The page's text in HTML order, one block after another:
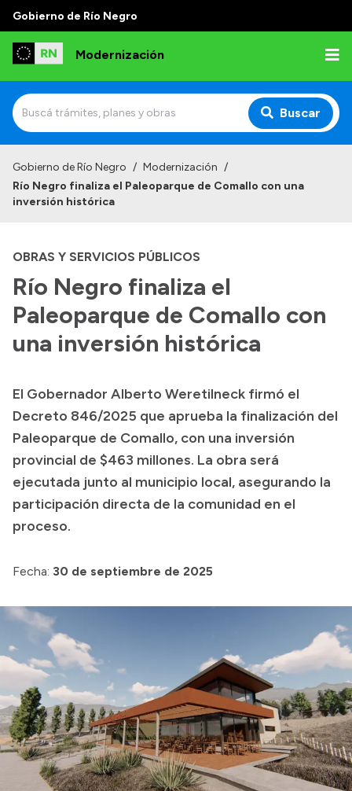
Gobierno de Río Negro
Modernización
Buscar
Institucional
Misión y Visión
Normativa
Transparencia
Boletín Oficial
Compras y licitaciones
Consulta de expedientes
Consulta de pago a proveedores
Convocatorias
Intranet
Gobierno de Río Negro / Modernización /
Río Negro finaliza el Paleoparque de Comallo con una
inversión histórica
OBRAS Y SERVICIOS PÚBLICOS
Río Negro finaliza el
Paleoparque de Comallo con
una inversión histórica
El Gobernador Alberto Weretilneck firmó el
Decreto 846/2025 que aprueba la finalización del
Paleoparque de Comallo, con una inversión
provincial de $463 millones. La obra será
ejecutada junto al municipio local, asegurando la
participación directa de la comunidad en el
proceso.
Fecha: 30 de septiembre de 2025